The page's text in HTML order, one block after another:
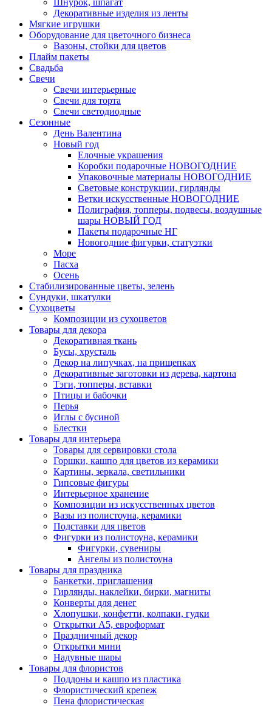
Шнурок, шпагат
Декоративные изделия из ленты
Мягкие игрушки
Оборудование для цветочного бизнеса
Вазоны, стойки для цветов
Плайм пакеты
Свадьба
Свечи
Свечи интерьерные
Свечи для торта
Свечи светодиодные
Сезонные
День Валентина
Новый год
Елочные украшения
Коробки подарочные НОВОГОДНИЕ
Упаковочные материалы НОВОГОДНИЕ
Световые конструкции, гирлянды
Ветки искусственные НОВОГОДНИЕ
Полиграфия, топперы, подвесы, воздушные
шары НОВЫЙ ГОД
Пакеты подарочные НГ
Новогодние фигурки, статуэтки
Море
Пасха
Осень
Стабилизированные цветы, зелень
Сундуки, шкатулки
Сухоцветы
Композиции из сухоцветов
Товары для декора
Декоративная ткань
Бусы, хрусталь
Декор на липучках, на прищепках
Декоративные заготовки из дерева, картона
Тэги, топперы, вставки
Птицы и бабочки
Перья
Иглы с бусиной
Блестки
Товары для интерьера
Товары для сервировки стола
Горшки, кашпо для цветов из керамики
Картины, зеркала, светильники
Гипсовые фигуры
Интерьерное хранение
Композиции из искусственных цветов
Вазы из полистоуна, керамики
Подставки для цветов
Фигурки из полистоуна, керамики
Фигурки, сувениры
Ангелы из полистоуна
Товары для праздника
Банкетки, приглашения
Гирлянды, наклейки, бирки, магниты
Конверты для денег
Хлопушки, конфетти, колпаки, гудки
Открытки А5, евроформат
Праздничный декор
Открытки мини
Надувные шары
Товары для флористов
Поддоны и кашпо из пластика
Флористический крепеж
Пена флористическая